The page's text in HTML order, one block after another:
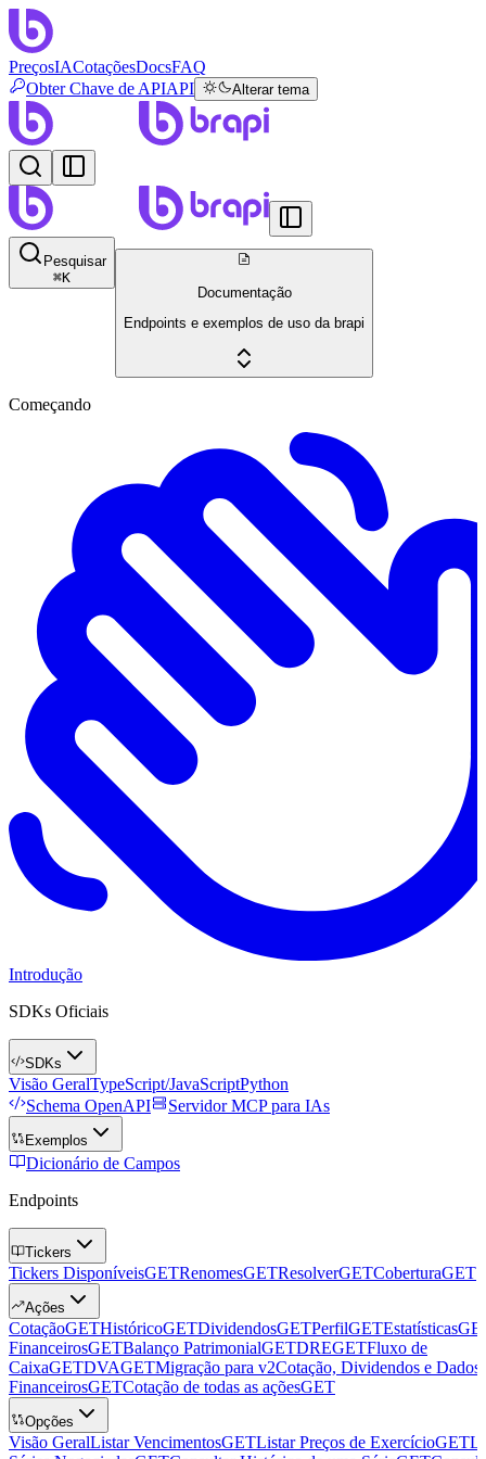
PreçosIACotaçõesDocsFAQ
Obter Chave de APIAPI Alterar tema
Pesquisar
⌘K
Documentação
Endpoints e exemplos de uso da brapi
Começando
Introdução
SDKs Oficiais
SDKs
Visão GeralTypeScript/JavaScriptPython
Schema OpenAPI
Servidor MCP para IAs
Exemplos
Dicionário de Campos
Endpoints
Tickers
Tickers DisponíveisGETRenomesGETResolverGETCoberturaGET
Ações
CotaçãoGETHistóricoGETDividendosGETPerfilGETEstatísticas
FinanceirosGETBalanço PatrimonialGETDREGETFluxo de
CaixaGETDVAGETMigração para v2Cotação, Dividendos e Dados
FinanceirosGETCotação de todas as açõesGET
Opções
Visão GeralListar VencimentosGETListar Preços de ExercícioGET